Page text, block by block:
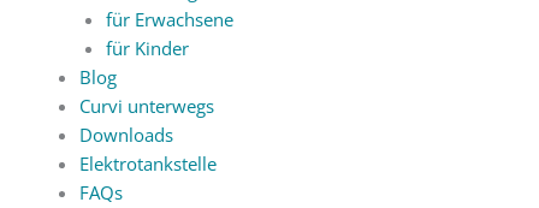
für Erwachsene
für Kinder
Blog
Curvi unterwegs
Downloads
Elektrotankstelle
FAQs